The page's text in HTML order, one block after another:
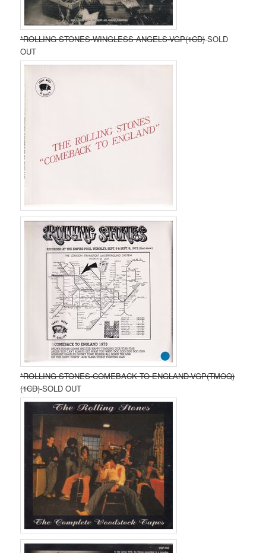
*ROLLING STONES-WINGLESS ANGELS-VGP(1CD)-SOLD
OUT
*ROLLING STONES-COMEBACK TO ENGLAND-VGP(TMOQ)
(1CD)-SOLD OUT